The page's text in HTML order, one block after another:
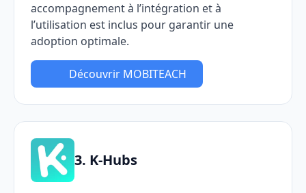
accompagnement à l’intégration et à
l’utilisation est inclus pour garantir une
adoption optimale.
Découvrir MOBITEACH
3. K-Hubs